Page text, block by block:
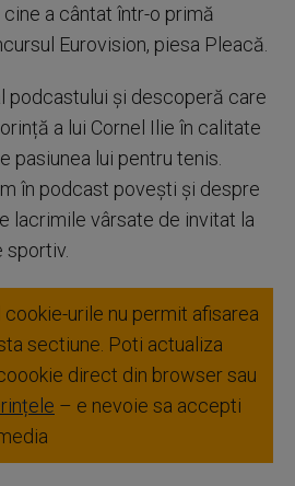
a cântat într-o primă
Eurovision, piesa Pleacă.
podcastului și descoperă care
a lui Cornel Ilie în calitate
pasiunea lui pentru tenis.
în podcast povești și despre
lacrimile vârsate de invitat la
sportiv.
urile nu permit afisarea
sectiune. Poti actualiza
direct din browser sau
– e nevoie sa accepti